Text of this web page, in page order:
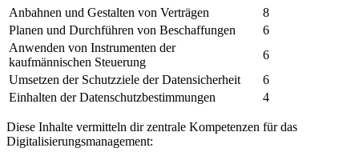
Anbahnen und Gestalten von Verträgen
8
Planen und Durchführen von Beschaffungen
6
Anwenden von Instrumenten der
kaufmännischen Steuerung
6
Umsetzen der Schutzziele der Datensicherheit
6
Einhalten der Datenschutzbestimmungen
4
Diese Inhalte vermitteln dir zentrale Kompetenzen für das
Digitalisierungsmanagement: